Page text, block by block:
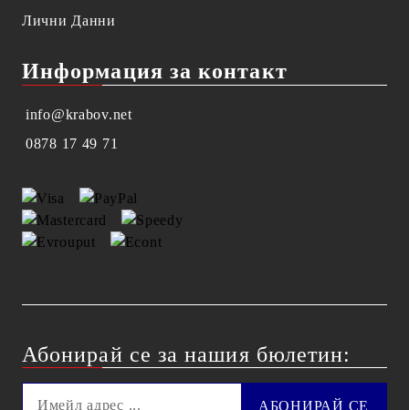
Лични Данни
Информация за контакт
info@krabov.net
0878 17 49 71
Абонирай се за нашия бюлетин: